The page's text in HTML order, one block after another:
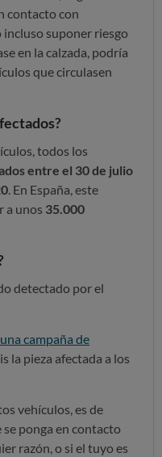
contacto con
suponer riesgo
en la calzada, podría
que circulasen
todos los
entre el 30 de julio
. En España, este
a unos 35.000
detectado por el
campaña de
la pieza afectada a los
vehículos, es de
ponga en contacto
razón, o si el tuyo es